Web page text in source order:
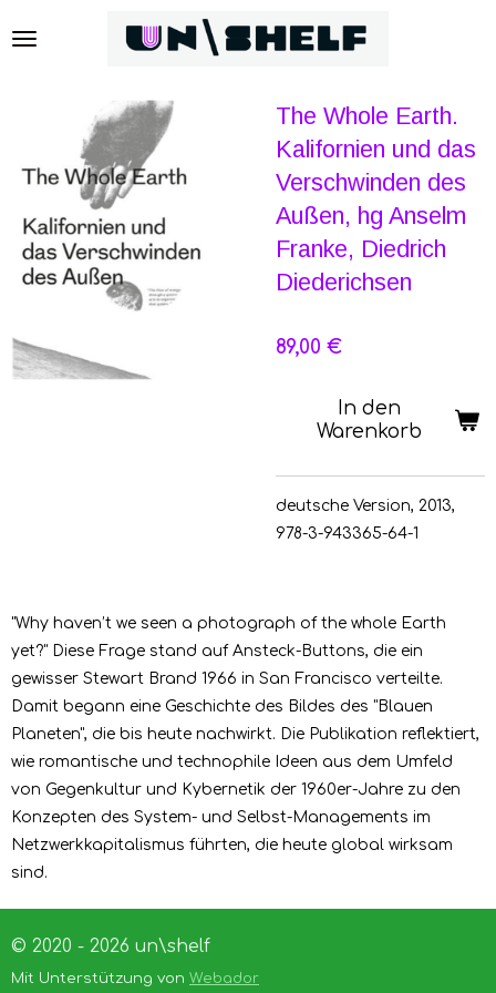
Hauptinhalt
The Whole Earth.
Kalifornien und das
Verschwinden des
Außen, hg Anselm
Franke, Diedrich
Diederichsen
89,00 €
In den
Warenkorb
deutsche Version, 2013,
978-3-943365-64-1
"Why haven’t we seen a photograph of the whole Earth
yet?" Diese Frage stand auf Ansteck-Buttons, die ein
gewisser Stewart Brand 1966 in San Francisco verteilte.
Damit begann eine Geschichte des Bildes des "Blauen
Planeten", die bis heute nachwirkt. Die Publikation reflektiert,
wie romantische und technophile Ideen aus dem Umfeld
von Gegenkultur und Kybernetik der 1960er-Jahre zu den
Konzepten des System- und Selbst-Managements im
Netzwerkkapitalismus führten, die heute global wirksam
sind.
© 2020 - 2026 un\shelf
Mit Unterstützung von Webador